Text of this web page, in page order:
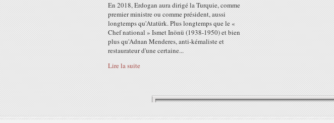
En 2018, Erdogan aura dirigé la Turquie, comme
premier ministre ou comme président, aussi
longtemps qu'Atatürk. Plus longtemps que le «
Chef national » Ismet Inönü (1938-1950) et bien
plus qu'Adnan Menderes, anti-kémaliste et
restaurateur d'une certaine...
Lire la suite